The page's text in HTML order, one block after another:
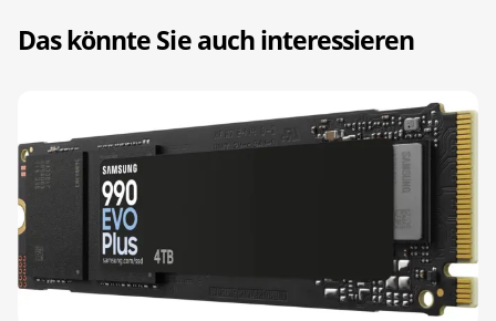
Das könnte Sie auch interessieren